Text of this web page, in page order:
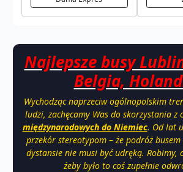
Najlepsze busy
Belgia,
Wychodząc naprzeciw ogólnopolskim
ludzi, zachęcamy Was do skorzystania z
międzynarodowych do Niemiec. Od lat
przekór stereotypom – że podróż
dystansie nie musi być udręką. Robimy,
żeby było to coś zupełnie